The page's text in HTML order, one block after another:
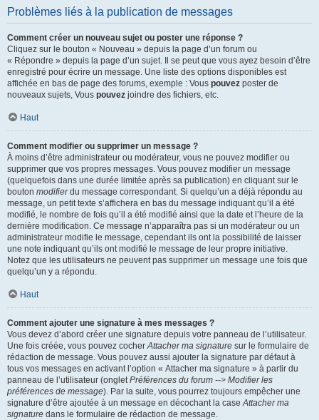
Problèmes liés à la publication de messages
Comment créer un nouveau sujet ou poster une réponse ?
Cliquez sur le bouton « Nouveau » depuis la page d’un forum ou
« Répondre » depuis la page d’un sujet. Il se peut que vous ayez besoin d’être
enregistré pour écrire un message. Une liste des options disponibles est
affichée en bas de page des forums, exemple : Vous pouvez poster de
nouveaux sujets, Vous pouvez joindre des fichiers, etc.
Haut
Comment modifier ou supprimer un message ?
À moins d’être administrateur ou modérateur, vous ne pouvez modifier ou
supprimer que vos propres messages. Vous pouvez modifier un message
(quelquefois dans une durée limitée après sa publication) en cliquant sur le
bouton modifierdu message correspondant. Si quelqu’un a déjà répondu au
message, un petit texte s’affichera en bas du message indiquant qu’il a été
modifié, le nombre de fois qu’il a été modifié ainsi que la date et l’heure de la
dernière modification. Ce message n’apparaîtra pas si un modérateur ou un
administrateur modifie le message, cependant ils ont la possibilité de laisser
une note indiquant qu’ils ont modifié le message de leur propre initiative.
Notez que les utilisateurs ne peuvent pas supprimer un message une fois que
quelqu’un y a répondu.
Haut
Comment ajouter une signature à mes messages ?
Vous devez d’abord créer une signature depuis votre panneau de l’utilisateur.
Une fois créée, vous pouvez cocherAttacher ma signature sur le formulaire de
rédaction de message. Vous pouvez aussi ajouter la signature par défaut à
tous vos messages en activant l’option « Attacher ma signature » à partir du
panneau de l’utilisateur (ongletPréférences du forum --> Modifier les
préférences de message). Par la suite, vous pourrez toujours empêcher une
signature d’être ajoutée à un message en décochant la caseAttacher ma
signature dans le formulaire de rédaction de message.